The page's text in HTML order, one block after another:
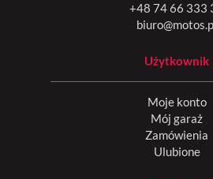
+48 74 66 333
Użytkownik
Moje konto
Mój garaż
Zamówienia
Ulubione